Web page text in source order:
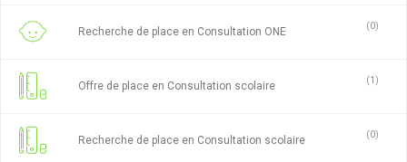
Recherche de place en Consultation ONE (0)
Offre de place en Consultation scolaire (1)
Recherche de place en Consultation scolaire (0)